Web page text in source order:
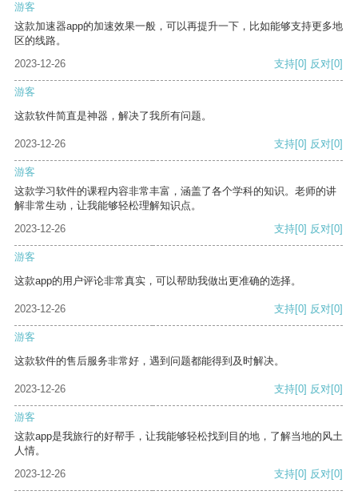
游客
这款加速器app的加速效果一般，可以再提升一下，比如能够支持更多地
区的线路。
2023-12-26
支持[0] 反对[0]
游客
这款软件简直是神器，解决了我所有问题。
2023-12-26 支持[0] 反对[0]
游客
这款学习软件的课程内容非常丰富，涵盖了各个学科的知识。老师的讲
解非常生动，让我能够轻松理解知识点。
2023-12-26
支持[0] 反对[0]
游客
这款app的用户评论非常真实，可以帮助我做出更准确的选择。
2023-12-26 支持[0] 反对[0]
游客
这款软件的售后服务非常好，遇到问题都能得到及时解决。
2023-12-26 支持[0] 反对[0]
游客
这款app是我旅行的好帮手，让我能够轻松找到目的地，了解当地的风土
人情。
2023-12-26
支持[0] 反对[0]